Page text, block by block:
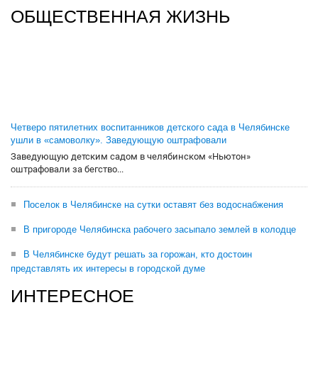
ОБЩЕСТВЕННАЯ ЖИЗНЬ
Четверо пятилетних воспитанников детского сада в Челябинске
ушли в «самоволку». Заведующую оштрафовали
Заведующую детским садом в челябинском «Ньютон»
оштрафовали за бегство...
Поселок в Челябинске на сутки оставят без водоснабжения
В пригороде Челябинска рабочего засыпало землей в колодце
В Челябинске будут решать за горожан, кто достоин
представлять их интересы в городской думе
ИНТЕРЕСНОЕ